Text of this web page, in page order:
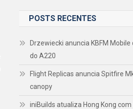
POSTS RECENTES
Drzewiecki anuncia KBFM
do A220
Flight Replicas anuncia Spitfire
canopy
iniBuilds atualiza Hong Kong